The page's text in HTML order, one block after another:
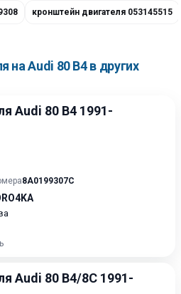
кронштейн двигателя 053145515
на Audi 80 B4 в других
Audi 80 B4 1991-
8A0199307C
Audi 80 B4/8C 1991-